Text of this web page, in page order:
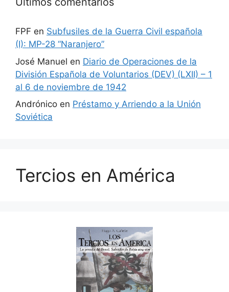
FPF en Subfusiles de la Guerra Civil española
(I): MP-28 “Naranjero”
José Manuel en Diario de Operaciones de la
División Española de Voluntarios (DEV) (LXII) – 1
al 6 de noviembre de 1942
Andrónico en Préstamo y Arriendo a la Unión
Soviética
Tercios en América